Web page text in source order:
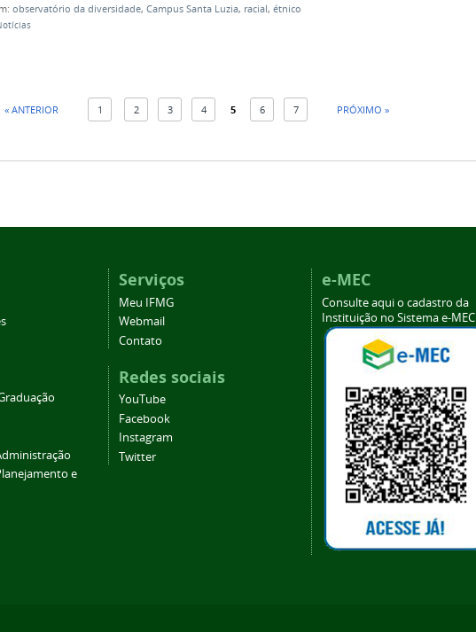
observatório da diversidade, Campus Santa Luzia, racial, étnico
« ANTERIOR 1 2 3 4 5 6 7 PRÓXIMO »
e
Serviços
Meu IFMG
Webmail
Contato
Redes sociais
YouTube
Facebook
Instagram
Twitter
e-MEC
Consulte aqui o cadastro da
Instituição no Sistema e-MEC